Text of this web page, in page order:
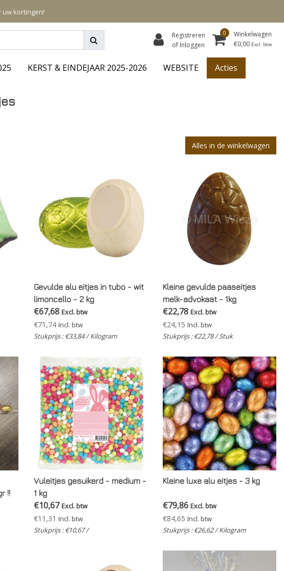
uw kortingen!
Registreren
of Inloggen
0
Winkelwagen
€0,00 Excl. btw
KERST & EINDEJAAR 2025-2026 WEBSITE Acties
Alles in de winkelwagen
Gevulde alu eitjes in tubo - wit
limoncello - 2 kg
€67,68 Excl. btw
€71,74 Incl. btw
Stukprijs : €33,84 / Kilogram
Kleine gevulde paaseitjes
melk-advokaat - 1kg
€22,78 Excl. btw
€24,15 Incl. btw
Stukprijs : €22,78 / Stuk
!!
Vuleitjes gesuikerd - medium -
1 kg
€10,67 Excl. btw
€11,31 Incl. btw
Stukprijs : €10,67 /
Kleine luxe alu eitjes - 3 kg
€79,86 Excl. btw
€84,65 Incl. btw
Stukprijs : €26,62 / Kilogram